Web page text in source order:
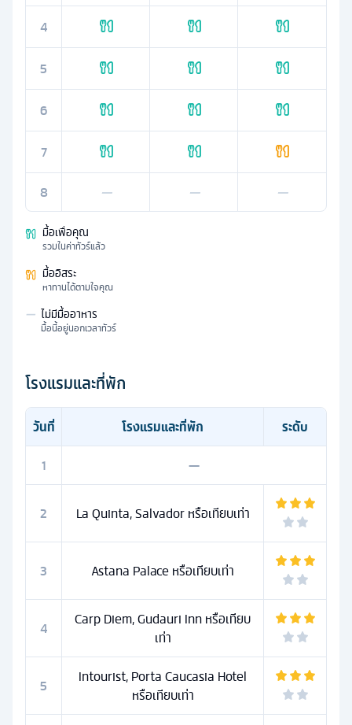
4
5
6
7
8
— — —
มื้อเพื่อคุณ
รวมในค่าทัวร์แล้ว
มื้ออิสระ
หาทานได้ตามใจคุณ
— ไม่มีมื้ออาหาร
มื้อนี้อยู่นอกเวลาทัวร์
โรงแรมและที่พัก
วันที่ โรงแรมและที่พัก
ระดับ
1
—
2 La Quinta, Salvador หรือเทียบเท่า
3 Astana Palace หรือเทียบเท่า
4
Carp Diem, Gudauri Inn หรือเทียบ
เท่า
5
Intourist, Porta Caucasia Hotel
หรือเทียบเท่า